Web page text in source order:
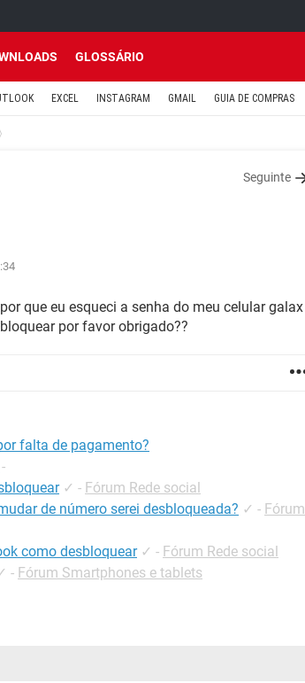
GLOSSÁRIO
EXCEL INSTAGRAM GMAIL GUIA DE COMPRAS
Seguinte
que eu esqueci a senha do meu celular galax
por favor obrigado??
falta de pagamento?
-
✓ - Fórum Rede social
de número serei desbloqueada? ✓ - Fórum
como desbloquear ✓ - Fórum Rede social
- Fórum Smartphones e tablets